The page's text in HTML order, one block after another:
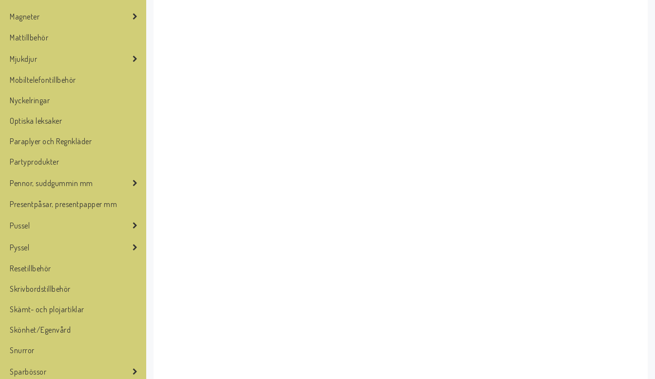
Magneter
Mattillbehör
Mjukdjur
Mobiltelefontillbehör
Nyckelringar
Optiska leksaker
Paraplyer och Regnkläder
Partyprodukter
Pennor, suddgummin mm
Presentpåsar, presentpapper mm
Pussel
Pyssel
Resetillbehör
Skrivbordstillbehör
Skämt- och plojartiklar
Skönhet/Egenvård
Snurror
Sparbössor